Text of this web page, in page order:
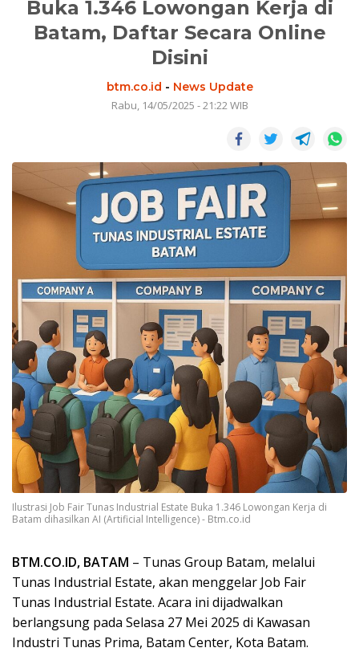
Buka 1.346 Lowongan Kerja di
Batam, Daftar Secara Online
Disini
btm.co.id - News Update
Rabu, 14/05/2025 - 21:22 WIB
Ilustrasi Job Fair Tunas Industrial Estate Buka 1.346 Lowongan Kerja di
Batam dihasilkan AI (Artificial Intelligence) - Btm.co.id
BTM.CO.ID, BATAM – Tunas Group Batam, melalui
Tunas Industrial Estate, akan menggelar Job Fair
Tunas Industrial Estate. Acara ini dijadwalkan
berlangsung pada Selasa 27 Mei 2025 di Kawasan
Industri Tunas Prima, Batam Center, Kota Batam.